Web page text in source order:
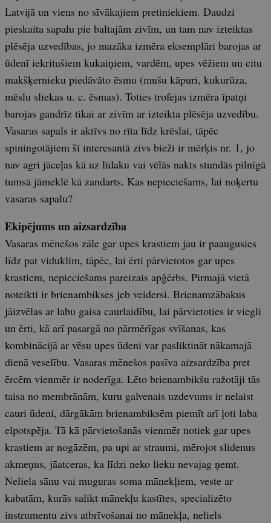
Latvijā un viens no sīvākajiem pretiniekiem. Daudzi
pieskaita sapalu pie baltajām zivīm, un tam nav izteiktas
plēsēja uzvedības, jo mazāka izmēra eksemplāri barojas ar
ūdenī iekritušiem kukaiņiem, vardēm, upes vēžiem un citu
makšķernieku piedāvāto ēsmu (mušu kāpuri, kukurūza,
mēslu sliekas u. c. ēsmas). Toties trofejas izmēra īpatņi
barojas gandrīz tikai ar zivīm ar izteikta plēsēja uzvedību.
Vasaras sapals ir aktīvs no rīta līdz krēslai, tāpēc
spiningotājiem šī interesantā zivs bieži ir mērķis nr. 1, jo
nav agri jāceļas kā uz līdaku vai vēlās nakts stundās pilnīgā
tumsā jāmeklē kā zandarts. Kas nepieciešams, lai noķertu
vasaras sapalu?
Ekipējums un aizsardzība
Vasaras mēnešos zāle gar upes krastiem jau ir paaugusies
līdz pat viduklim, tāpēc, lai ērti pārvietotos gar upes
krastiem, nepieciešams pareizais apģērbs. Pirmajā vietā
noteikti ir brienambikses jeb veidersi. Brienamzābakus
jāizvēlas ar labu gaisa caurlaidību, lai pārvietoties ir viegli
un ērti, kā arī pasargā no pārmērīgas svīšanas, kas
kombinācijā ar vēsu upes ūdeni var pasliktināt nākamajā
dienā veselību. Vasaras mēnešos pasīva aizsardzība pret
ērcēm vienmēr ir noderīga. Lēto brienambikšu ražotāji tās
taisa no membrānām, kuru galvenais uzdevums ir nelaist
cauri ūdeni, dārgākām brienambiksēm piemīt arī ļoti laba
elpotspēja. Tā kā pārvietošanās vienmēr notiek gar upes
krastiem ar nogāzēm, pa upi ar straumi, mērojot slidenus
akmeņus, jāatceras, ka līdzi neko lieku nevajag ņemt.
Neliela sānu vai muguras soma mānekļiem, veste ar
kabatām, kurās salikt mānekļu kastītes, specializēto
instrumentu zivs atbrīvošanai no mānekļa, neliels